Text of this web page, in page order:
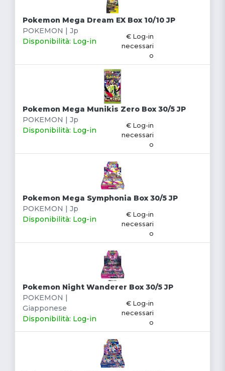
Pokemon Mega Dream EX Box 10/10 JP
POKEMON | Jp
Disponibilità: Log-in
€ Log-in
necessari
o
Pokemon Mega Munikis Zero Box 30/5 JP
POKEMON | Jp
Disponibilità: Log-in
€ Log-in
necessari
o
Pokemon Mega Symphonia Box 30/5 JP
POKEMON | Jp
Disponibilità: Log-in
€ Log-in
necessari
o
Pokemon Night Wanderer Box 30/5 JP
POKEMON |
Giapponese
Disponibilità: Log-in
€ Log-in
necessari
o